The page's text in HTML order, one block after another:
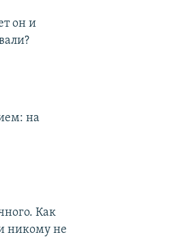
он и
на
Как
никому не